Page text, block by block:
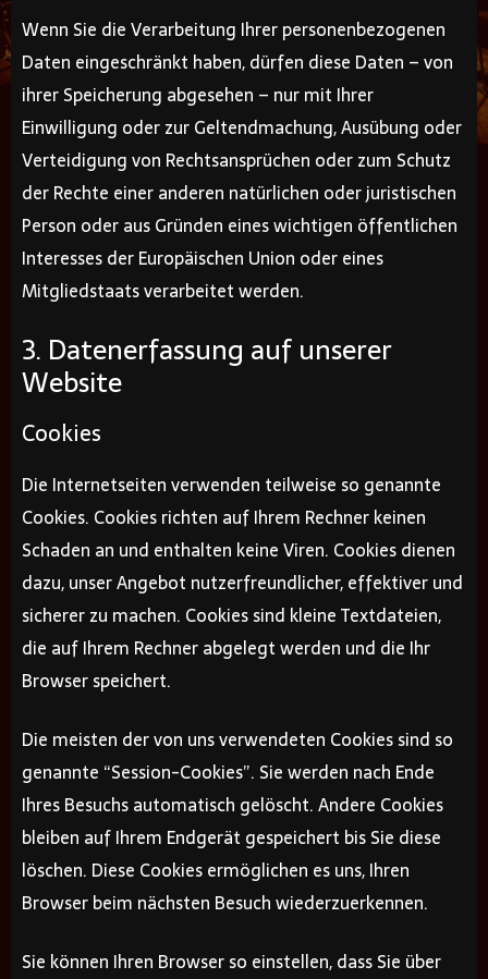
Wenn Sie die Verarbeitung Ihrer personenbezogenen
Daten eingeschränkt haben, dürfen diese Daten – von
ihrer Speicherung abgesehen – nur mit Ihrer
Einwilligung oder zur Geltendmachung, Ausübung oder
Verteidigung von Rechtsansprüchen oder zum Schutz
der Rechte einer anderen natürlichen oder juristischen
Person oder aus Gründen eines wichtigen öffentlichen
Interesses der Europäischen Union oder eines
Mitgliedstaats verarbeitet werden.
3. Datenerfassung auf unserer
Website
Cookies
Die Internetseiten verwenden teilweise so genannte
Cookies. Cookies richten auf Ihrem Rechner keinen
Schaden an und enthalten keine Viren. Cookies dienen
dazu, unser Angebot nutzerfreundlicher, effektiver und
sicherer zu machen. Cookies sind kleine Textdateien,
die auf Ihrem Rechner abgelegt werden und die Ihr
Browser speichert.
Die meisten der von uns verwendeten Cookies sind so
genannte “Session-Cookies”. Sie werden nach Ende
Ihres Besuchs automatisch gelöscht. Andere Cookies
bleiben auf Ihrem Endgerät gespeichert bis Sie diese
löschen. Diese Cookies ermöglichen es uns, Ihren
Browser beim nächsten Besuch wiederzuerkennen.
Sie können Ihren Browser so einstellen, dass Sie über